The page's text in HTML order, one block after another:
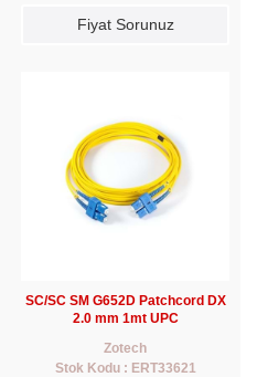
Fiyat Sorunuz
SC/SC SM G652D Patchcord DX
2.0 mm 1mt UPC
Zotech
Stok Kodu : ERT33621